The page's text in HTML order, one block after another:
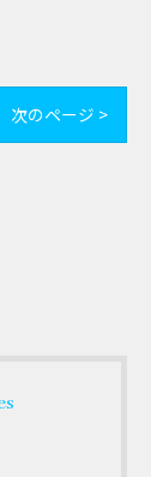
次のページ >